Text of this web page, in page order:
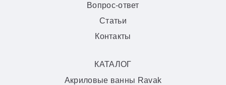
Вопрос-ответ
Статьи
Контакты
КАТАЛОГ
Акриловые ванны Ravak